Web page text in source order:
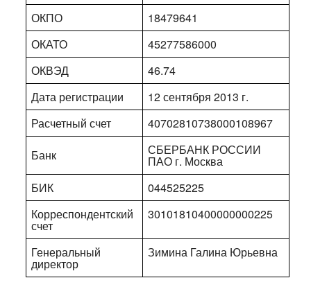
ОКПО
18479641
ОКАТО
45277586000
ОКВЭД
46.74
Дата регистрации
12 сентября 2013 г.
Расчетный счет
40702810738000108967
Банк
СБЕРБАНК РОССИИ
ПАО г. Москва
БИК
044525225
Корреспондентский
счет
30101810400000000225
Генеральный
директор
Зимина Галина Юрьевна